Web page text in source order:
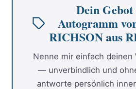
Dein
Autogramm
RICHSON aus
Nenne mir einfach deinen
— unverbindlich und
antworte persönlich